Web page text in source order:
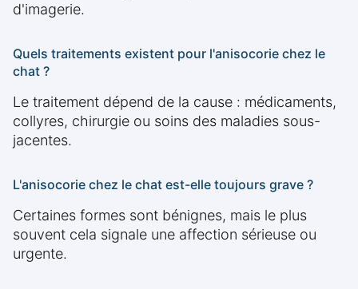
d'imagerie.
Quels traitements existent pour l'anisocorie chez le
chat ?
Le traitement dépend de la cause : médicaments,
collyres, chirurgie ou soins des maladies sous-
jacentes.
L'anisocorie chez le chat est-elle toujours grave ?
Certaines formes sont bénignes, mais le plus
souvent cela signale une affection sérieuse ou
urgente.